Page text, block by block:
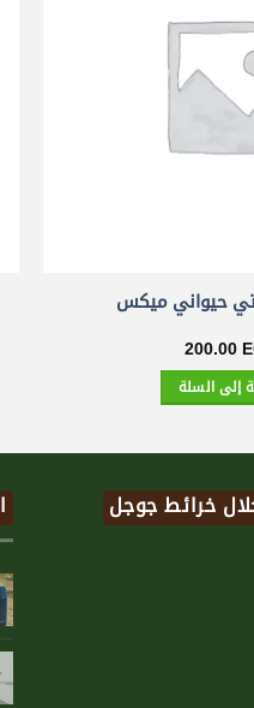
حيواني ميكس
200.00
إلى السلة
خرائط جوجل